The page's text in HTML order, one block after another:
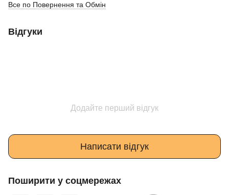
Все по Повернення та Обмін
Відгуки
Додайте перший відгук
Написати відгук
Поширити у соцмережах